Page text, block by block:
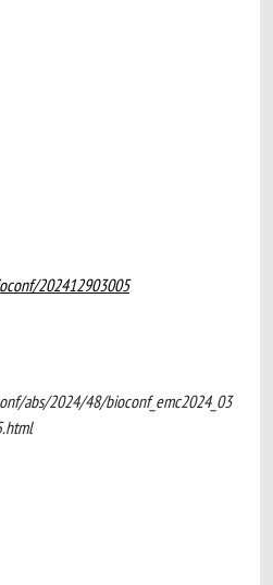
202412903005
abs/2024/48/bioconf_emc2024_03